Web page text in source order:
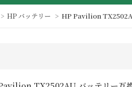
HP バッテリー HP Pavilion